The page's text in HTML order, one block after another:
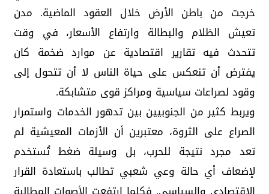
خرجت من باطن الأرض خلال العقود الماضية. مدن
تعيش الظلام والبطالة وارتفاع الأسعار، في وقت
تتحدث فيه تقارير اقتصادية عن موارد ضخمة كان
يفترض أن تنعكس على حياة الناس لا أن تتحول إلى
وقود لصراعات سياسية ومراكز قوى متشابكة.
ويربط كثير من الجنوبيين بين تدهور الخدمات واستمرار
الصراع على الثروة، معتبرين أن الأزمات المعيشية لم
تعد مجرد نتيجة للحرب، بل وسيلة ضغط تُستخدم
لإضعاف أي حالة وعي شعبي تطالب باستعادة القرار